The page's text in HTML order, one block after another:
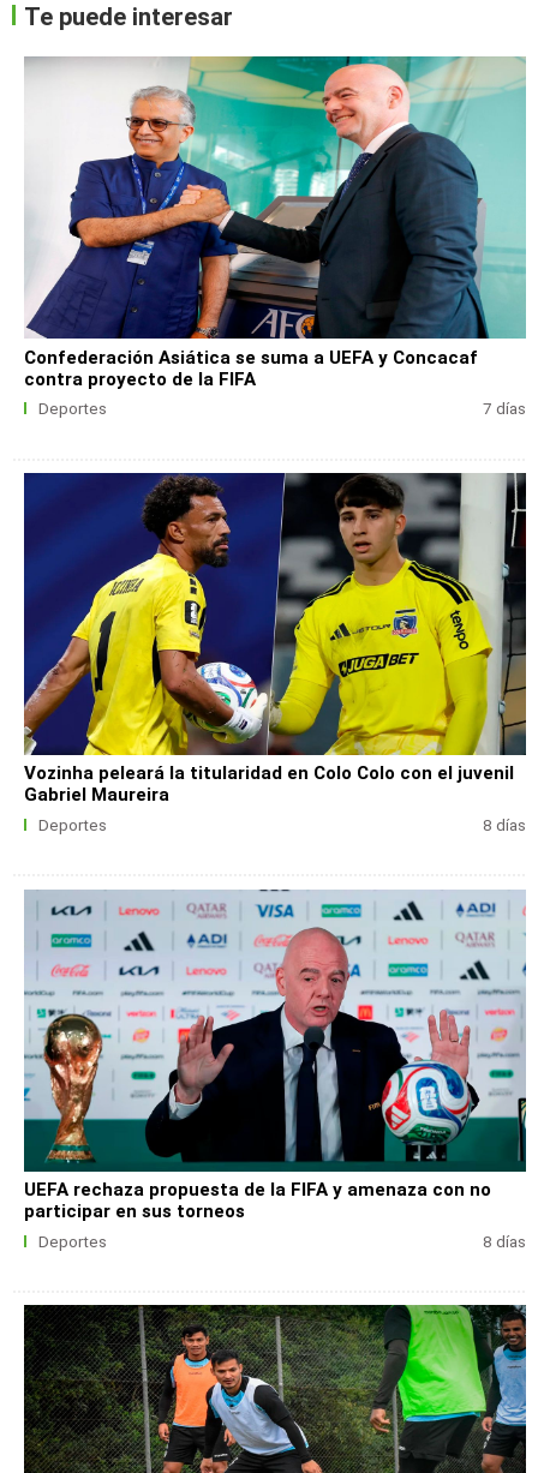
Te puede interesar
Confederación Asiática se suma a UEFA y Concacaf
contra proyecto de la FIFA
Deportes 7 días
Vozinha peleará la titularidad en Colo Colo con el juvenil
Gabriel Maureira
Deportes 8 días
UEFA rechaza propuesta de la FIFA y amenaza con no
participar en sus torneos
Deportes 8 días